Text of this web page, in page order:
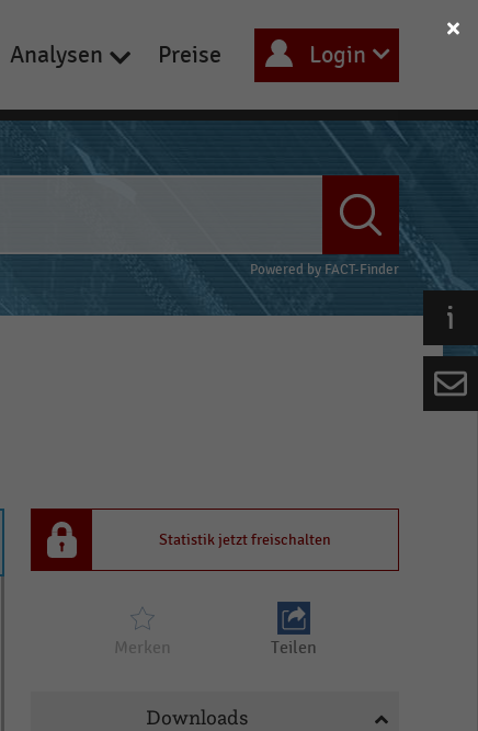
Analysen Preise Login
Powered by FACT-Finder
Statistik jetzt freischalten
Merken Teilen
Downloads